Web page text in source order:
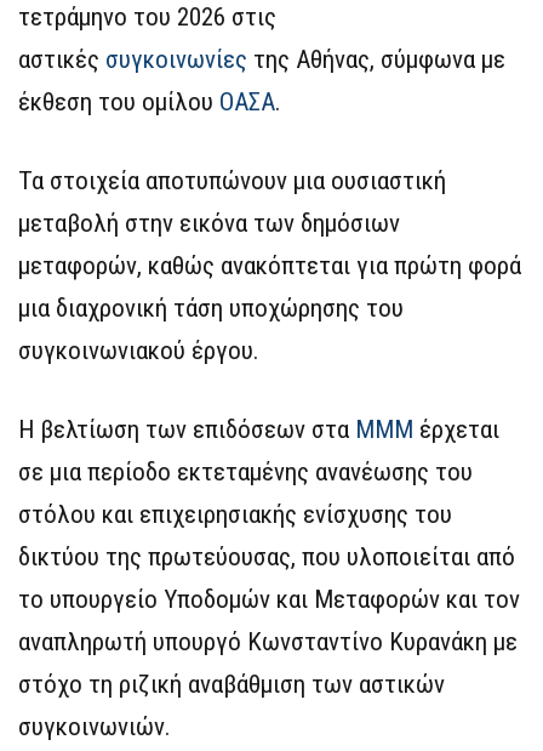
τετράμηνο του 2026 στις
αστικές συγκοινωνίες της Αθήνας, σύμφωνα με
έκθεση του ομίλου ΟΑΣΑ.
Τα στοιχεία αποτυπώνουν μια ουσιαστική
μεταβολή στην εικόνα των δημόσιων
μεταφορών, καθώς ανακόπτεται για πρώτη φορά
μια διαχρονική τάση υποχώρησης του
συγκοινωνιακού έργου.
Η βελτίωση των επιδόσεων στα ΜΜΜ έρχεται
σε μια περίοδο εκτεταμένης ανανέωσης του
στόλου και επιχειρησιακής ενίσχυσης του
δικτύου της πρωτεύουσας, που υλοποιείται από
το υπουργείο Υποδομών και Μεταφορών και τον
αναπληρωτή υπουργό Κωνσταντίνο Κυρανάκη με
στόχο τη ριζική αναβάθμιση των αστικών
συγκοινωνιών.